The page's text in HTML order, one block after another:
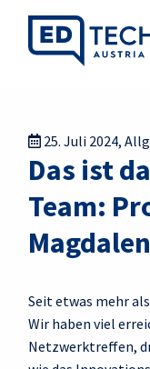
25. Juli 2024,
Das ist
Team:
Seit etwas mehr
Wir haben viel
Netzwerktreffen,